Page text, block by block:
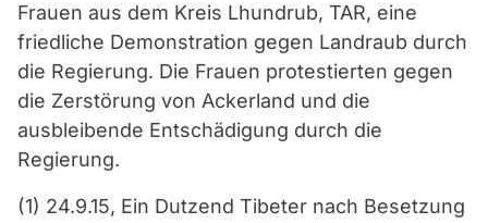
Frauen aus dem Kreis Lhundrub, TAR, eine
friedliche Demonstration gegen Landraub durch
die Regierung. Die Frauen protestierten gegen
die Zerstörung von Ackerland und die
ausbleibende Entschädigung durch die
Regierung.
(1) 24.9.15, Ein Dutzend Tibeter nach Besetzung